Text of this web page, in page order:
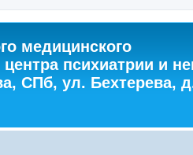
медицинского
психиатрии и
СПб, ул. Бехтерева,